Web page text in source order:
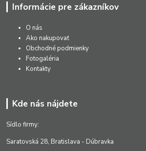
Informácie pre zákazníkov
O nás
Ako nakupovať
Obchodné podmienky
Fotogaléria
Kontakty
Kde nás nájdete
Sídlo firmy:
Saratovská 28, Bratislava - Dúbravka